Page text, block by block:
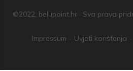
©2022. belupoint.hr · Sva prava
Impressum Uvjeti korištenja